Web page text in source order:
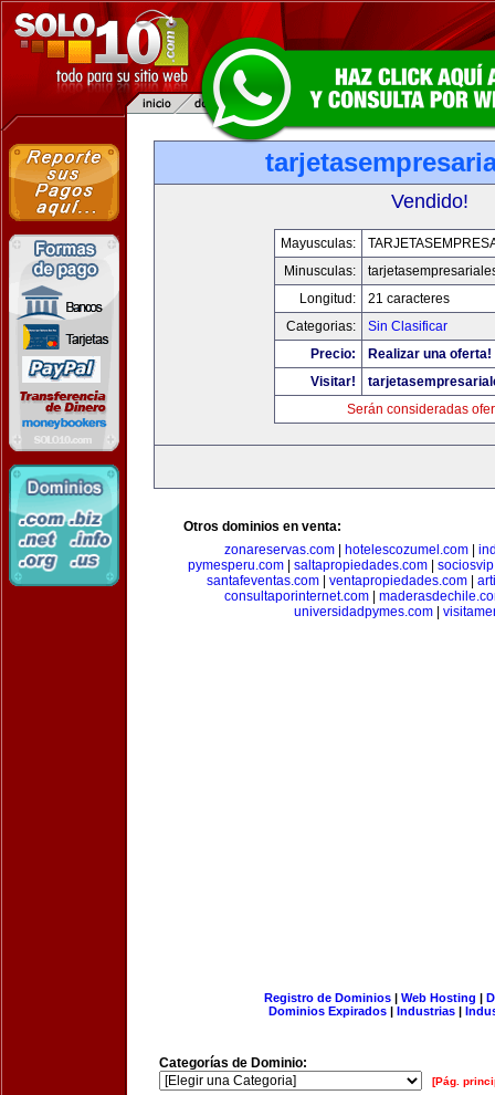
Vendido!
Mayusculas:
Minusculas:
Longitud:
21 caracteres
Categorias:
Sin Clasificar
Precio:
Realizar una oferta!
Visitar!
Serán consideradas
Otros dominios en venta:
zonareservas.com| hotelescozumel.com|
pymesperu.com| saltapropiedades.com|
santafeventas.com| ventapropiedades.com|
consultaporinternet.com
universidadpymes.com
Registro de Dominios| Web Hosting |
Dominios Expirados | Industrias |
Categorías de Dominio:
[Pág.